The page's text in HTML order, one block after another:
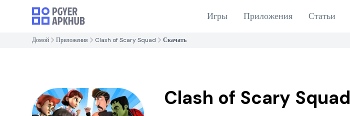
Игры Приложения Статьи
Домой Приложения Clash of Scary Squad Скачать
Clash of Scary Squad